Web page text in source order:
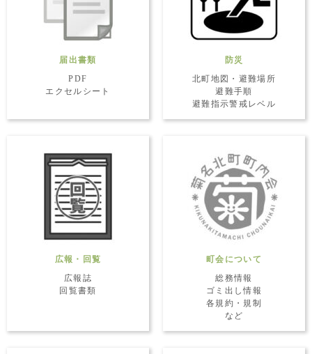
届出書類
PDF
エクセルシート
防災
北町地図・避難場所
避難手順
避難指示警戒レベル
広報・回覧
広報誌
回覧書類
町会について
総務情報
ゴミ出し情報
各規約・規制
など